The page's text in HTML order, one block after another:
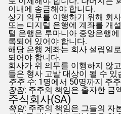
이내에 송금해야 합니다.
상기 의무를 이행하기 위해 회
또는 디지털 은행에 계좌를 개
털 은행은 루마니아 중앙은행
록되어 있어야 합니다.
해당 은행 계좌는 회사 설립일
되어야 합니다.
회사가 위 의무를 이행하지 않
들은 형사 고발 대상이 될 수 있
주주 수: 1명에서 50명까지 주
장점: 주주의 책임은 출자한 금
주식회사(SA)
책임: 주주의 책임은 그들의 자